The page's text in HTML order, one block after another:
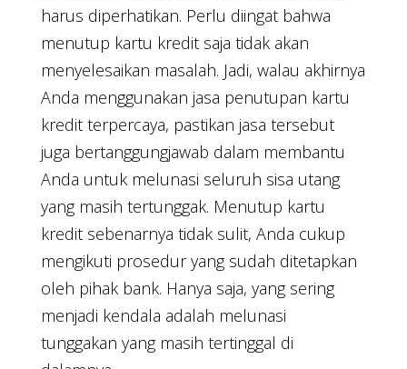
harus diperhatikan. Perlu diingat bahwa
menutup kartu kredit saja tidak akan
menyelesaikan masalah. Jadi, walau akhirnya
Anda menggunakan jasa penutupan kartu
kredit terpercaya, pastikan jasa tersebut
juga bertanggungjawab dalam membantu
Anda untuk melunasi seluruh sisa utang
yang masih tertunggak. Menutup kartu
kredit sebenarnya tidak sulit, Anda cukup
mengikuti prosedur yang sudah ditetapkan
oleh pihak bank. Hanya saja, yang sering
menjadi kendala adalah melunasi
tunggakan yang masih tertinggal di